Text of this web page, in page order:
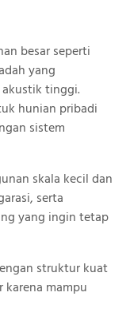
besar seperti
yang
tinggi.
hunian pribadi
sistem
skala kecil dan
serta
yang ingin tetap
struktur kuat
karena mampu